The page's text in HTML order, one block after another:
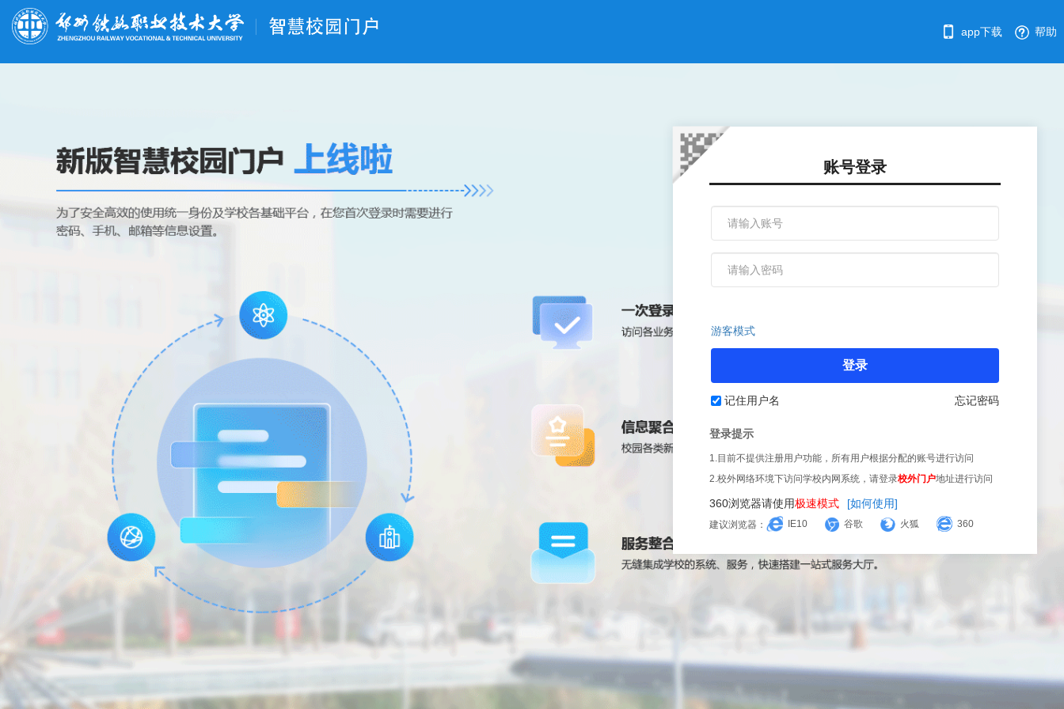
帮助
app下载
账号登录
游客模式
登录
记住用户名 忘记密码
登录提示
1.目前不提供注册用户功能，所有用户根据分配的账号进行访问
2.校外网络环境下访问学校内网系统，请登录校外门户地址进行访问
360浏览器请使用极速模式 [如何使用]
建议浏览器： IE10 谷歌 火狐 360